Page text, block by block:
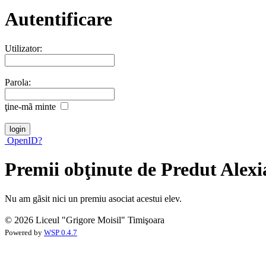
Autentificare
Utilizator:
Parola:
ţine-mã minte
OpenID?
Premii obţinute de Predut
Nu am gãsit nici un premiu asociat acestui elev.
© 2026 Liceul "Grigore Moisil" Timişoara
Powered by WSP 0.4.7